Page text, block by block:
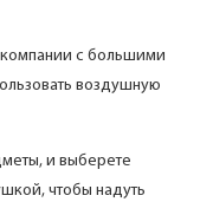
с большими
воздушную
и выберете
чтобы надуть